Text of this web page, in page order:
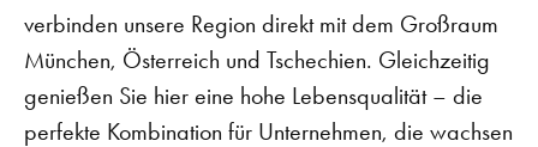
verbinden unsere Region direkt mit dem Großraum
München, Österreich und Tschechien. Gleichzeitig
genießen Sie hier eine hohe Lebensqualität – die
perfekte Kombination für Unternehmen, die wachsen